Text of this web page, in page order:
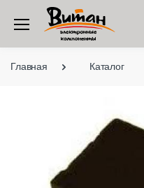
Главная Каталог